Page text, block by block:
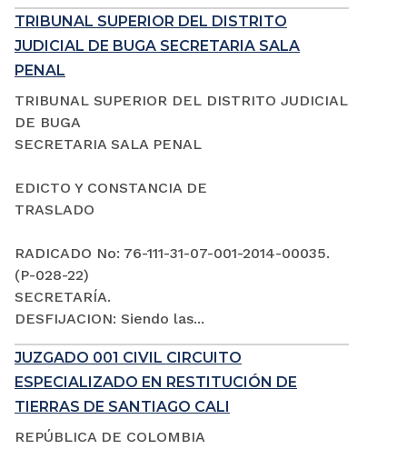
TRIBUNAL SUPERIOR DEL DISTRITO
JUDICIAL DE BUGA SECRETARIA SALA
PENAL
TRIBUNAL SUPERIOR DEL DISTRITO JUDICIAL
DE BUGA
SECRETARIA SALA PENAL
EDICTO Y CONSTANCIA DE
TRASLADO
RADICADO No: 76-111-31-07-001-2014-00035.
(P-028-22)
SECRETARÍA.
DESFIJACION: Siendo las...
JUZGADO 001 CIVIL CIRCUITO
ESPECIALIZADO EN RESTITUCIÓN DE
TIERRAS DE SANTIAGO CALI
REPÚBLICA DE COLOMBIA